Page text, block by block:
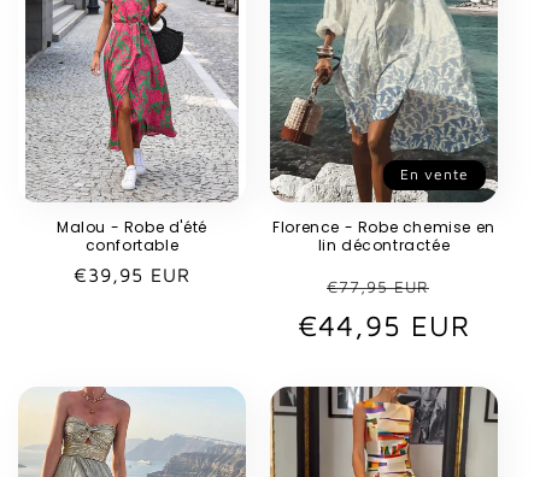
Malou - Robe d'été
confortable
Prix
€39,95 EUR
En vente
Florence - Robe chemise en
lin décontractée
Prix
habituel
€77,95 EUR
€44,95 EUR